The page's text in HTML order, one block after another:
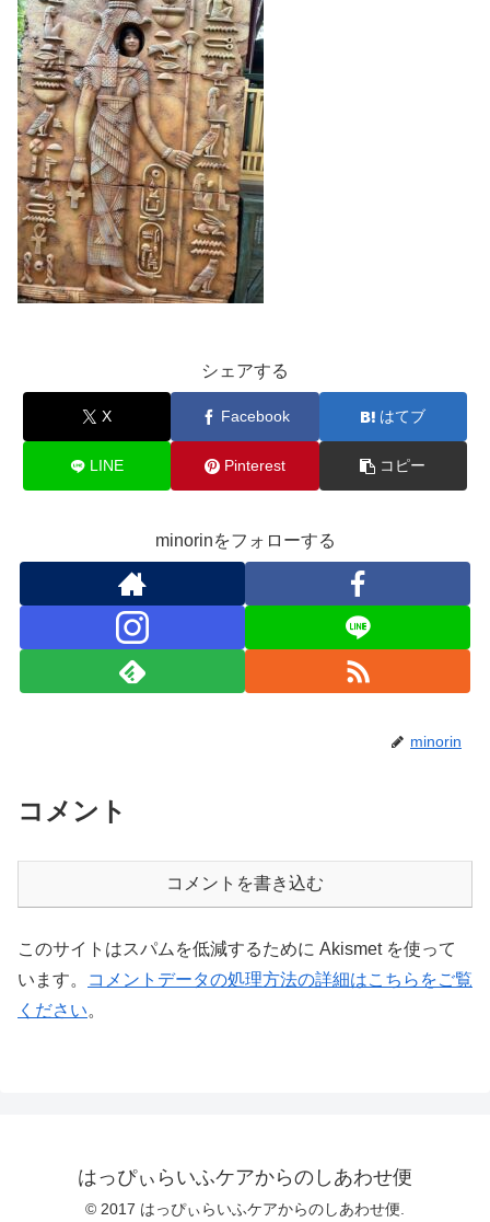
シェアする
X Facebook はてブ
LINE Pinterest コピー
minorinをフォローする
minorin
コメント
コメントを書き込む
このサイトはスパムを低減するために Akismet を使って
います。
コメントデータの処理方法の詳細はこちらをご覧
ください。
はっぴぃらいふケアからのしあわせ便
© 2017 はっぴぃらいふケアからのしあわせ便.